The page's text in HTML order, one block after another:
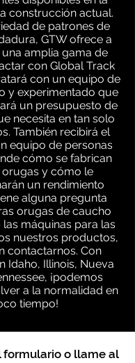
construcción actual.
de patrones de
GTW ofrece a
amplia gama de
con Global Track
con un equipo de
y experimentado que
un presupuesto de
necesita en tan solo
También recibirá el
equipo de personas
cómo se fabrican
orugas y cómo le
un rendimiento
alguna pregunta
orugas de caucho
las máquinas para las
nuestros productos,
contactarnos. Con
Idaho, Illinois, Nueva
¡podemos
a la normalidad en
tiempo!
formulario o llame al